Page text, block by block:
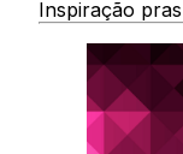
Inspiração